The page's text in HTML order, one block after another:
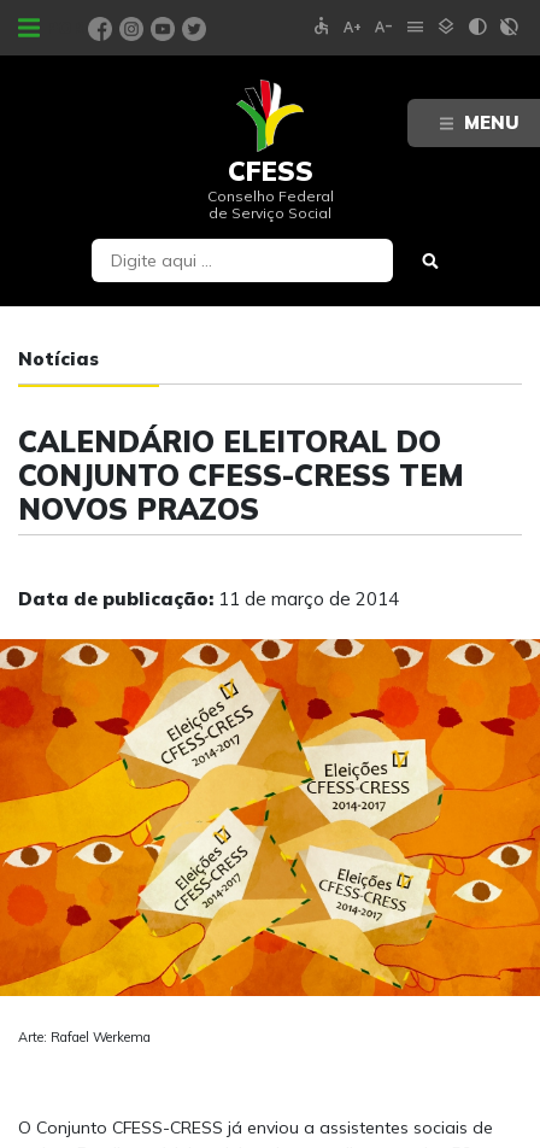
MENU
PORTAIS accessible text_increase text_decrease menu layers contrast contrast_rtl_off
CFESS
Conselho Federal
de Serviço Social
Notícias
CALENDÁRIO ELEITORAL DO
CONJUNTO CFESS-CRESS TEM
NOVOS PRAZOS
Data de publicação: 11 de março de 2014
Arte: Rafael Werkema
O Conjunto CFESS-CRESS já enviou a assistentes sociais de